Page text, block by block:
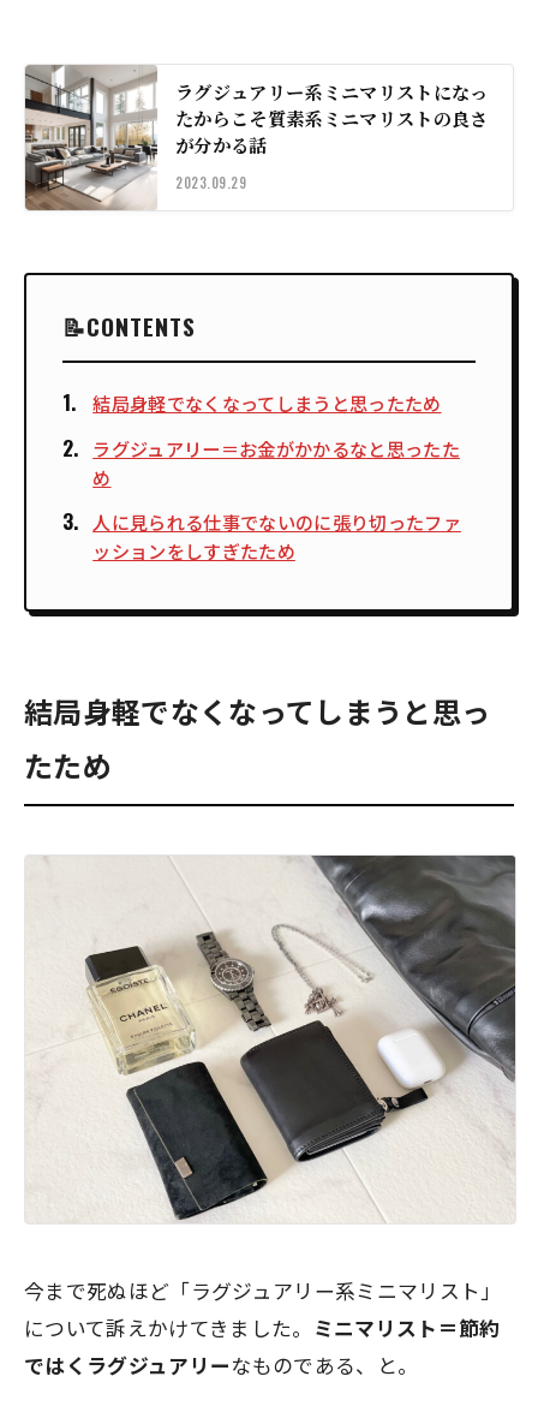
ラグジュアリー系ミニマリストになっ
たからこそ質素系ミニマリストの良さ
が分かる話
2023.09.29
CONTENTS
結局身軽でなくなってしまうと思ったため
ラグジュアリー＝お金がかかるなと思ったた
め
人に見られる仕事でないのに張り切ったファ
ッションをしすぎたため
結局身軽でなくなってしまうと思っ
たため
今まで死ぬほど「ラグジュアリー系ミニマリスト」
について訴えかけてきました。 ミニマリスト＝節約
ではくラグジュアリーなものである、と。